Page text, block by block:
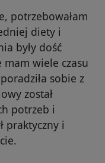
potrzebowałam
diety i
były dość
wiele czasu
sobie z
został
potrzeb i
praktyczny i